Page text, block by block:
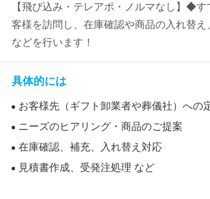
【飛び込み・テレアポ・ノルマなし】◆
客様を訪問し、在庫確認や商品の入れ替え
などを行います！
具体的には
お客様先（ギフト卸業者や葬儀社）への
ニーズのヒアリング・商品のご提案
在庫確認、補充、入れ替え対応
見積書作成、受発注処理 など